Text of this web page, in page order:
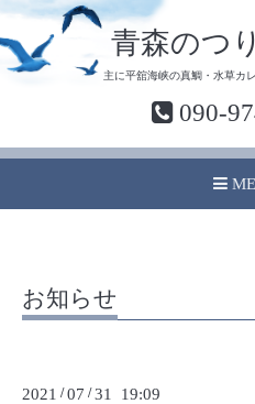
青森のつ
主に平舘海峡の真鯛・水草カ
090-
お知らせ
2021 /07 /31 19:09